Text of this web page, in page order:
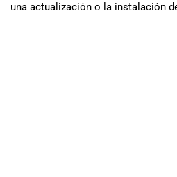
una actualización o la instalación